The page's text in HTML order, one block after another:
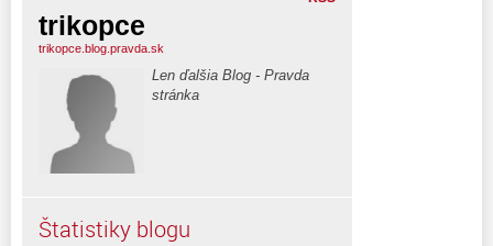
trikopce
trikopce.blog.pravda.sk
Len ďalšia Blog - Pravda
stránka
Štatistiky blogu